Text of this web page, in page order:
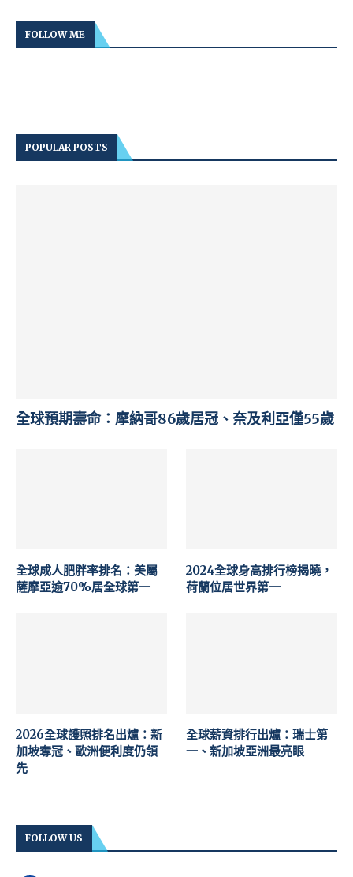
FOLLOW ME
POPULAR POSTS
全球預期壽命：摩納哥86歲居冠、奈及利亞僅55歲
全球成人肥胖率排名：美屬
薩摩亞逾70%居全球第一
2024全球身高排行榜揭曉，
荷蘭位居世界第一
2026全球護照排名出爐：新
加坡奪冠、歐洲便利度仍領
先
全球薪資排行出爐：瑞士第
一、新加坡亞洲最亮眼
FOLLOW US